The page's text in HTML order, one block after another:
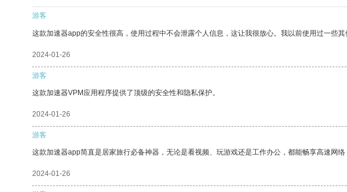
游客
这款加速器app的安全性很高，使用过程中不会泄露个人信息，这让我很放心。我以前使用过一些
2024-01-26
游客
这款加速器VPM应用程序提供了顶级的安全性和隐私保护。
2024-01-26
游客
这款加速器app简直是居家旅行必备神器，无论是看视频、玩游戏还是工作办公，都能畅享高速网络
2024-01-26